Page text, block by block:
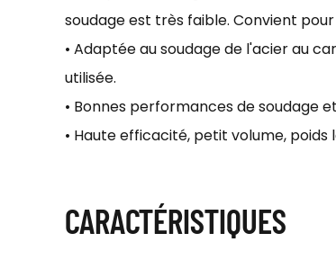
soudage est très faible. Convient
• Adaptée au soudage de l'acier au
utilisée.
• Bonnes performances de soudage
• Haute efficacité, petit volume,
CARACTÉRISTIQUES